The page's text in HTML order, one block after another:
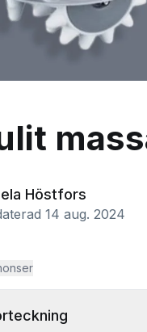
Höstfors
14 aug. 2024